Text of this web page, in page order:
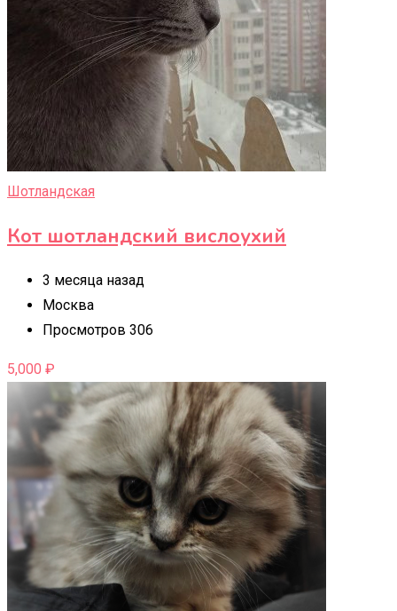
Шотландская
Кот шотландский вислоухий
3 месяца назад
Москва
Просмотров 306
5,000 ₽